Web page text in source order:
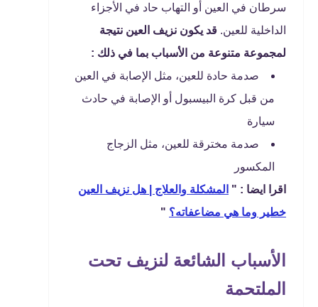
سرطان في العين أو التهاب حاد في الأجزاء
الداخلية للعين. قد يكون نزيف العين نتيجة
لمجموعة متنوعة من الأسباب بما في ذلك :
صدمة حادة للعين، مثل الإصابة في العين
من قبل كرة البيسبول أو الإصابة في حادث
سيارة
صدمة مخترقة للعين، مثل الزجاج
المكسور
اقرا ايضا : " المشكلة والعلاج | هل نزيف العين
خطير وما هي مضاعفاته؟ "
الأسباب الشائعة لنزيف تحت
الملتحمة